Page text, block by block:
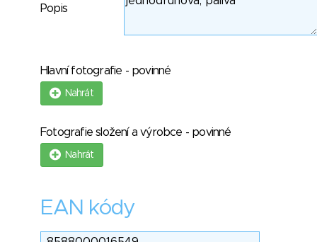
Popis
Hlavní fotografie - povinné
Nahrát
Fotografie složení a výrobce - povinné
Nahrát
EAN kódy